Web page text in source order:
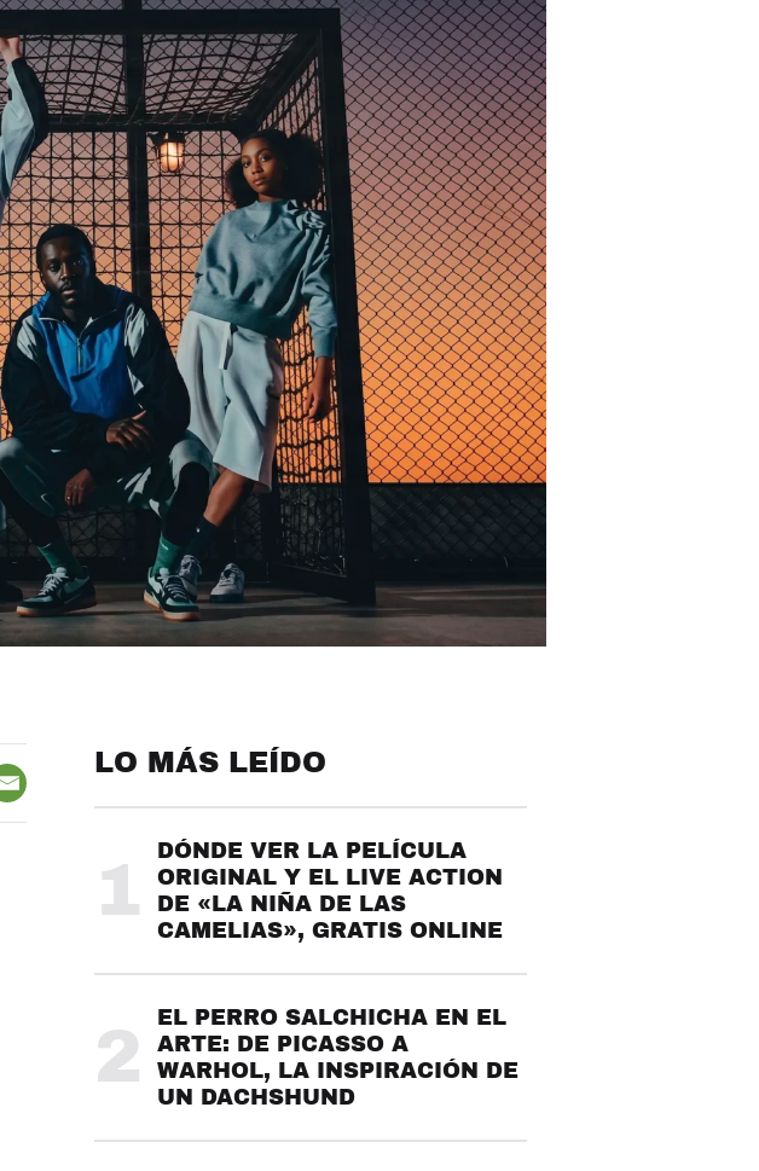
LO MÁS LEÍDO
1
DÓNDE VER LA PELÍCULA
ORIGINAL Y EL LIVE ACTION
DE «LA NIÑA DE LAS
CAMELIAS», GRATIS ONLINE
2
EL PERRO SALCHICHA EN EL
ARTE: DE PICASSO A
WARHOL, LA INSPIRACIÓN DE
UN DACHSHUND